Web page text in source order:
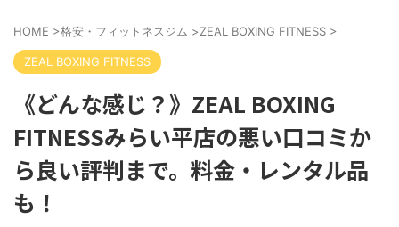
HOME >格安・フィットネスジム >ZEAL BOXING FITNESS >
ZEAL BOXING FITNESS
《どんな感じ？》ZEAL BOXING
FITNESSみらい平店の悪い口コミか
ら良い評判まで。料金・レンタル品
も！